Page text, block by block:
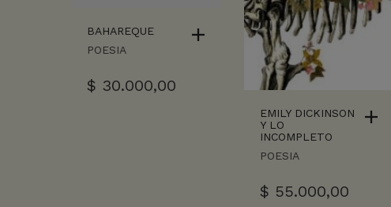
BAHAREQUE
POESIA
$ 30.000,00
EMILY DICKINSON
Y LO
INCOMPLETO
POESIA
$ 55.000,00